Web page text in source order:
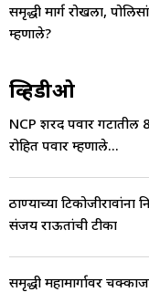
समृद्धी मार्ग रोखला,
म्हणाले?
व्हिडीओ
NCP शरद पवार गटातील
रोहित पवार म्हणाले...
ठाण्याच्या
संजय राऊतांची टीका
समृद्धी महामार्गावर